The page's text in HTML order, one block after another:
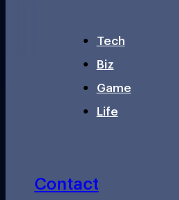
Tech
Biz
Game
Life
Contact